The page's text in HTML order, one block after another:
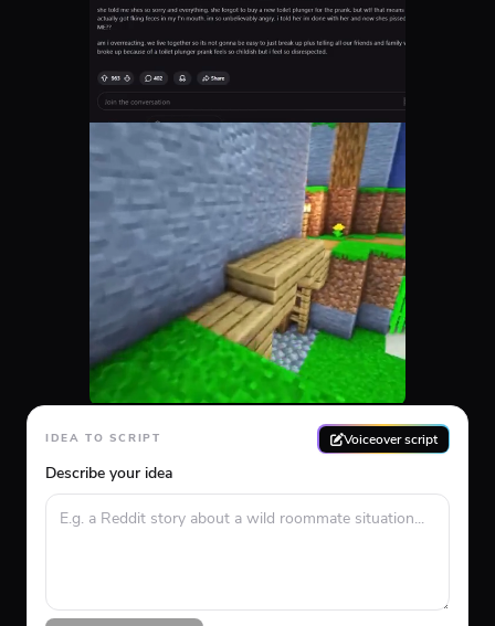
IDEA TO SCRIPT Voiceover script
Describe your idea